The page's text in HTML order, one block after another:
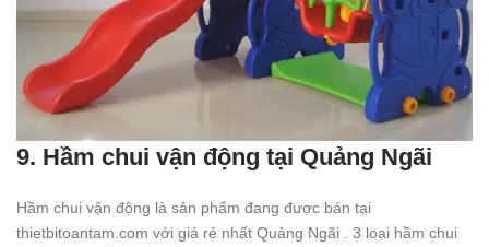
9. Hầm chui vận động tại Quảng Ngãi
Hầm chui vận động là sản phẩm đang được bán tại
thietbitoantam.com với giá rẻ nhất Quảng Ngãi . 3 loại hầm chui